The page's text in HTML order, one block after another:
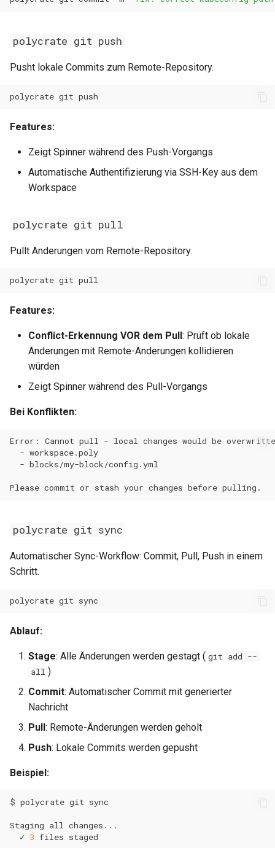
0.11.8
0.11.7
0.11.1
0.11.0
polycrate git push
Pusht lokale Commits zum Remote-Repository.
polycrate git
Features:
Zeigt Spinner während des Push-Vorgangs
Automatische Authentifizierung via SSH-Key aus dem
Workspace
polycrate git pull
Pullt Änderungen vom Remote-Repository.
polycrate git
Features:
Conflict-Erkennung VOR dem Pull: Prüft ob lokale
Änderungen mit Remote-Änderungen kollidieren
würden
Zeigt Spinner während des Pull-Vorgangs
Bei Konflikten:
polycrate git sync
Automatischer Sync-Workflow: Commit, Pull, Push in einem
Schritt.
polycrate git
Ablauf:
Stage: Alle Änderungen werden gestagt ( git add --
all )
Commit: Automatischer Commit mit generierter
Nachricht
Pull: Remote-Änderungen werden geholt
Push: Lokale Commits werden gepusht
Beispiel:
$ polycrate git
Staging all
✓ 3 files